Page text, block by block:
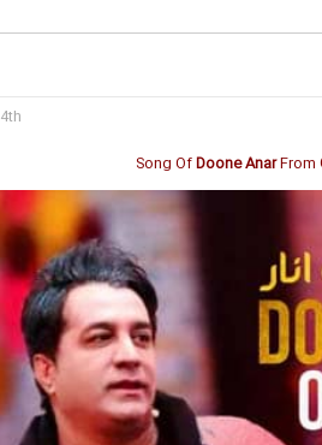
4th می 2020
Song OfDoone AnarFrom